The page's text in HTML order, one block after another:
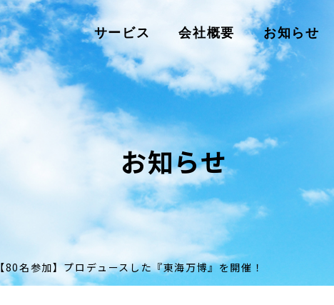
サービス 会社概要 お知らせ
お知らせ
【80名参加】プロデュースした『東海万博』を開催！